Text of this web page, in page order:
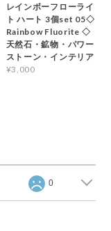
レインボーフローライ
ト ハート 3個set 05◇
Rainbow Fluorite ◇
天然石・鉱物・パワー
ストーン・インテリア
¥3,000
0